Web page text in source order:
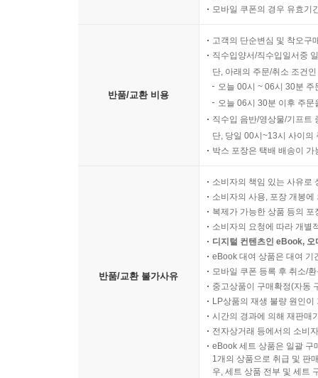
모바일 쿠폰의 경우 유효기
반품/교환 비용
고객의 단순변심 및 착오구
직수입양서/직수입일서중
단, 아래의 주문/취소 조건
오늘 00시 ~ 06시 30분
오늘 06시 30분 이후 주
직수입 음반/영상물/기프트
단, 당일 00시~13시 사이의
박스 포장은 택배 배송이
반품/교환 불가사유
소비자의 책임 있는 사유로
소비자의 사용, 포장 개봉
복제가 가능한 상품 등의
소비자의 요청에 따라 개별
디지털 컨텐츠인 eBook,
eBook 대여 상품은 대여 기
모바일 쿠폰 등록 후 취소/
중고상품이 구매확정(자동
LP상품의 재생 불량 원인
시간의 경과에 의해 재판매
전자상거래 등에서의 소비
eBook 세트 상품은 일괄 구
1개의 상품으로 취급 및 판
우, 세트 상품 전부 및 세트